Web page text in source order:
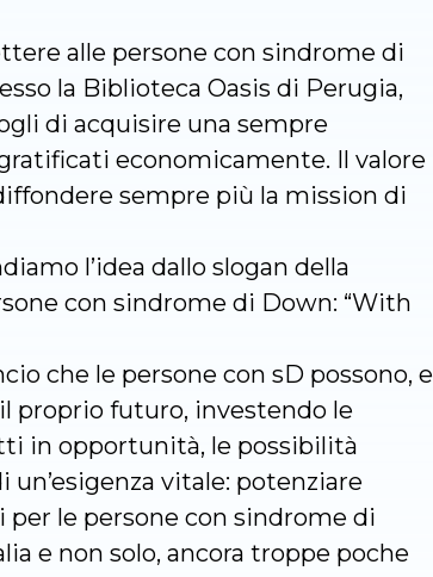
alle persone con sindrome di
la Biblioteca Oasis di Perugia,
di acquisire una sempre
economicamente. Il valore
sempre più la mission di
l’idea dallo slogan della
con sindrome di Down: “With
che le persone con sD possono, e
proprio futuro, investendo le
in opportunità, le possibilità
un’esigenza vitale: potenziare
le persone con sindrome di
e non solo, ancora troppe poche